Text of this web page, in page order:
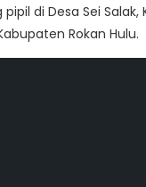
di Desa Sei
Rokan Hulu.